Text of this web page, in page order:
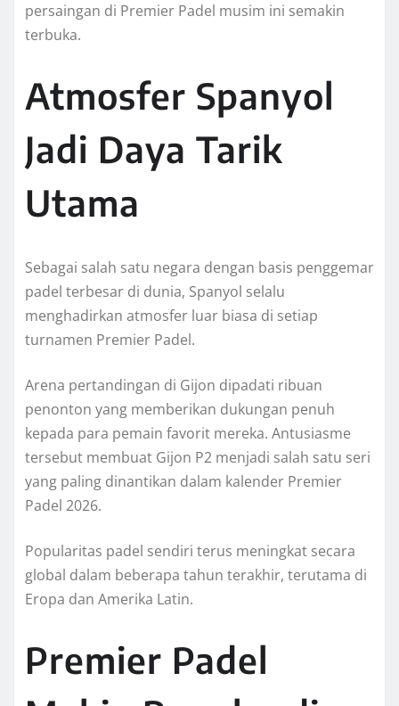
persaingan di Premier Padel musim ini semakin
terbuka.
Atmosfer Spanyol
Jadi Daya Tarik
Utama
Sebagai salah satu negara dengan basis penggemar
padel terbesar di dunia, Spanyol selalu
menghadirkan atmosfer luar biasa di setiap
turnamen Premier Padel.
Arena pertandingan di Gijon dipadati ribuan
penonton yang memberikan dukungan penuh
kepada para pemain favorit mereka. Antusiasme
tersebut membuat Gijon P2 menjadi salah satu seri
yang paling dinantikan dalam kalender Premier
Padel 2026.
Popularitas padel sendiri terus meningkat secara
global dalam beberapa tahun terakhir, terutama di
Eropa dan Amerika Latin.
Premier Padel